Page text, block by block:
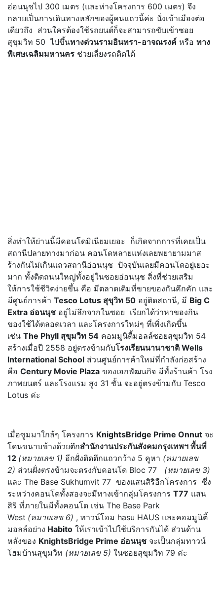
อ่อนนุชไป 300 เมตร (และห่างโครงการ 600 เมตร) จึง
กลายเป็นการเดินทางหลักของผู้คนแถวนี้ค่ะ นั่งเข้าเมืองต่อ
เดียวถึง ส่วนใครต้องใช้รถยนต์ก็จะสามารถขับเข้าซอย
สุขุมวิท 50 ไปขึ้นทางด่วนรามอินทรา-อาจณรงค์ หรือ ทาง
พิเศษเฉลิมมหานคร ช่วยเลี่ยงรถติดได้
สิ่งทำให้ย่านนี้มีคอนโดมิเนียมเยอะ ก็เกิดจากการที่เคยเป็น
สถานีปลายทางมาก่อน คอนโดหลายแห่งเลยพยายามมาส
ร้างกันไม่เกินแถวสถานีอ่อนนุช ปัจจุบันเลยมีคอนโดอยู่เยอะ
มาก ทั้งติดถนนใหญ่ทั้งอยู่ในซอยอ่อนนุช สิ่งที่ช่วยเสริม
ให้การใช้ชีวิตง่ายขึ้น คือ มีตลาดเดิมที่ขายของกันคึกคัก และ
มีศูนย์การค้า Tesco Lotus สุขุวิท 50 อยู่ติดสถานี, มี Big C
Extra อ่อนนุช อยู่ไม่ลึกจากในซอย เรียกได้ว่าหาของกิน
ของใช้ได้ตลอดเวลา และโครงการใหม่ๆ ที่เพิ่งเกิดขึ้น
เช่น The Phyll สุขุมวิท 54 คอมมูนิตี้มอลล์ซอยสุขุมวิท 54
สร้างเมื่อปี 2558 อยู่ตรงข้ามกับโรงเรียนนานาชาติ Wells
International School ส่วนศูนย์การค้าใหม่ที่กำลังก่อสร้าง
คือ Century Movie Plaza ของเอกพัฒนกิจ มีทั้งร้านค้า โรง
ภาพยนตร์ และโรงแรม สูง 31 ชั้น จะอยู่ตรงข้ามกับ Tesco
Lotus ค่ะ
เมื่อซูมมาใกล้ๆ โครงการ KnightsBridge Prime Onnut จะ
โดนขนาบข้างด้วยตึกสำนักงานประกันสังคมกรุงเทพฯ พื้นที่
12 (หมายเลข 1) อีกฝั่งติดตึกแถวกว้าง 5 คูหา (หมายเลข
2) ส่วนฝั่งตรงข้ามจะตรงกับคอนโด Bloc 77 (หมายเลข 3)
และ The Base Sukhumvit 77 ของแสนสิริอีกโครงการ ซึ่ง
ระหว่างคอนโดทั้งสองจะมีทางเข้ากลุ่มโครงการ T77 แสน
สิริ ที่ภายในมีทั้งคอนโด เช่น The Base Park
West (หมายเลข 6) , ทาวน์โฮม hasu HAUS และคอมมูนิตี้
มอลล์อย่าง Habito ให้เราเข้าไปใช้บริการกันได้ ส่วนด้าน
หลังของ KnightsBridge Prime อ่อนนุช จะเป็นกลุ่มทาวน์
โฮมบ้านสุขุมวิท (หมายเลข 5) ในซอยสุขุมวิท 79 ค่ะ